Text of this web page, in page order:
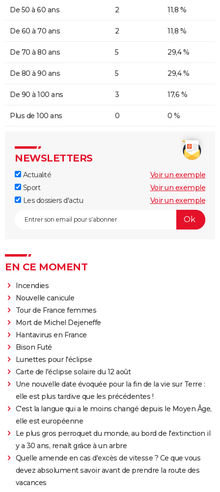
De 50 à 60 ans 2 11,8 %
De 60 à 70 ans 2 11,8 %
De 70 à 80 ans 5 29,4 %
De 80 à 90 ans 5 29,4 %
De 90 à 100 ans 3 17,6 %
Plus de 100 ans 0 0 %
NEWSLETTERS
Actualité
Voir un exemple
Sport
Voir un exemple
Les dossiers d'actu
Voir un exemple
EN CE MOMENT
Incendies
Nouvelle canicule
Tour de France femmes
Mort de Michel Dejeneffe
Hantavirus en France
Bison Futé
Lunettes pour l'éclipse
Carte de l'éclipse solaire du 12 août
Une nouvelle date évoquée pour la fin de la vie sur Terre :
elle est plus tardive que les précédentes !
C'est la langue qui a le moins changé depuis le Moyen Âge,
elle est européenne
Le plus gros perroquet du monde, au bord de l'extinction il
y a 30 ans, renaît grâce à un arbre
Quelle amende en cas d'excès de vitesse ? Ce que vous
devez absolument savoir avant de prendre la route des
vacances